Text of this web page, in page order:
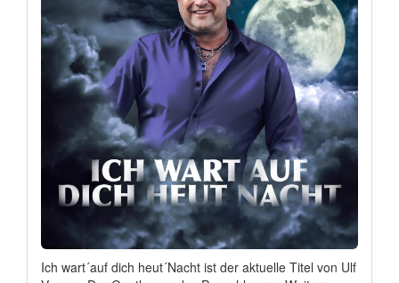
Ich wart´auf dich heut´Nacht ist der aktuelle Titel von Ulf